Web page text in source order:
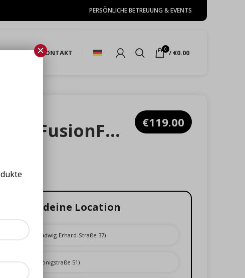
PERSÖNLICHE BETREUUNG & EVENTS
SHOP KONTAKT 0 / €0.00
Vegan StreetFusionFood €119.00
1. Wähle deine Location
(Ludwig-Erhard-Straße 37)
(Königstraße 51)
×